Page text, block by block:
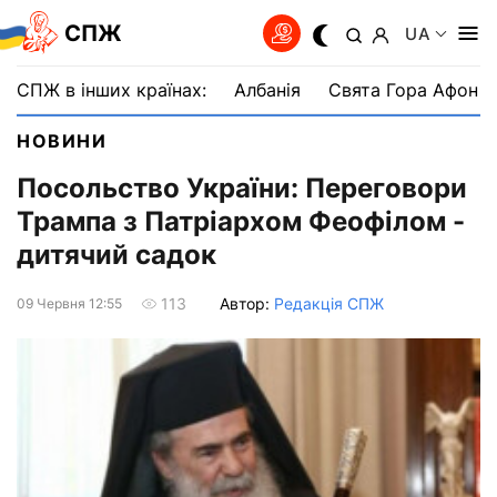
СПЖ UA
СПЖ в інших країнах: Албанія Свята Гора Афон
НОВИНИ
Посольство України: Переговори
Трампа з Патріархом Феофілом -
дитячий садок
09 Червня 12:55 113 Автор: Редакція СПЖ